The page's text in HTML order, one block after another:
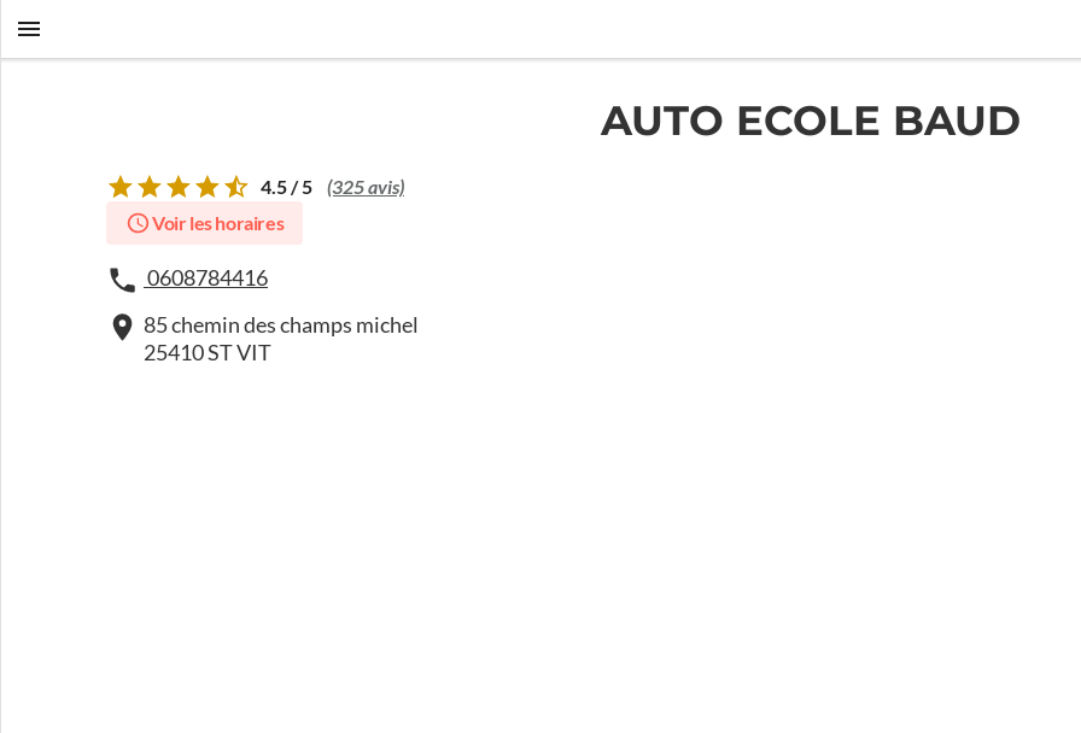
AUTO ECOLE BAUD
4.5 / 5 (325 avis)
Voir les horaires
0608784416
85 chemin des champs michel
25410 ST VIT